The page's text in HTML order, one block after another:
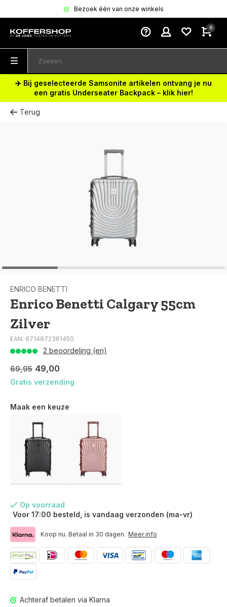
Bezoek één van onze winkels
0
✈️ Bij geselecteerde Samsonite artikelen ontvang je nu
een gratis Underseater Backpack – klik hier!
Terug
ENRICO BENETTI
Enrico Benetti Calgary 55cm
Zilver
EAN: 8714872361450
2 beoordeling (en)
69,95 49,00
Gratis verzending
Maak een keuze
Op voorraad
Voor 17:00 besteld, is vandaag verzonden (ma-vr)
Koop nu. Betaal in 30 dagen. Meer info
Achteraf betalen via Klarna